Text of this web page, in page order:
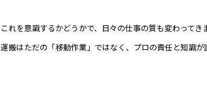
これを意識するかどうかで、日々の仕事の質も変わってき
運搬はただの「移動作業」ではなく、プロの責任と知識が